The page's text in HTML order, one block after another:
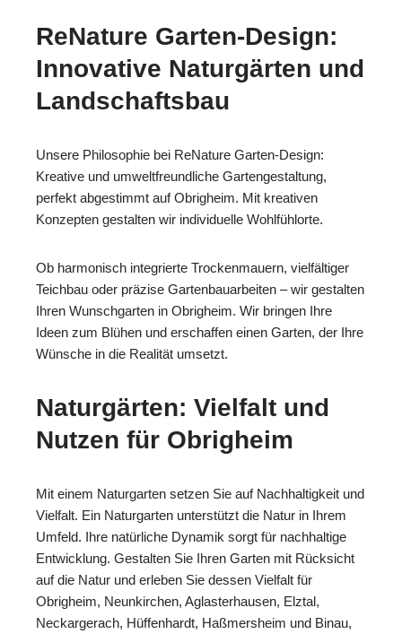
ReNature Garten-Design:
Innovative Naturgärten und
Landschaftsbau
Unsere Philosophie bei ReNature Garten-Design:
Kreative und umweltfreundliche Gartengestaltung,
perfekt abgestimmt auf Obrigheim. Mit kreativen
Konzepten gestalten wir individuelle Wohlfühlorte.
Ob harmonisch integrierte Trockenmauern, vielfältiger
Teichbau oder präzise Gartenbauarbeiten – wir gestalten
Ihren Wunschgarten in Obrigheim. Wir bringen Ihre
Ideen zum Blühen und erschaffen einen Garten, der Ihre
Wünsche in die Realität umsetzt.
Naturgärten: Vielfalt und
Nutzen für Obrigheim
Mit einem Naturgarten setzen Sie auf Nachhaltigkeit und
Vielfalt. Ein Naturgarten unterstützt die Natur in Ihrem
Umfeld. Ihre natürliche Dynamik sorgt für nachhaltige
Entwicklung. Gestalten Sie Ihren Garten mit Rücksicht
auf die Natur und erleben Sie dessen Vielfalt für
Obrigheim, Neunkirchen, Aglasterhausen, Elztal,
Neckargerach, Hüffenhardt, Haßmersheim und Binau,